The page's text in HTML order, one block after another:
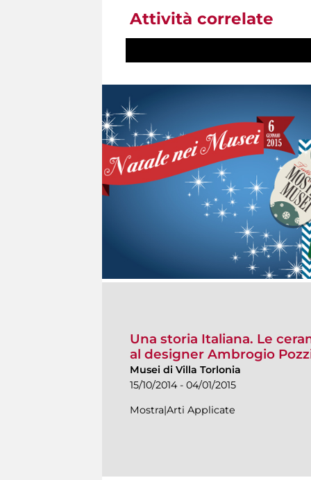
Attività correlate
Una storia Italiana. Le
al designer Ambrogio
Musei di Villa Torlonia
15/10/2014 - 04/01/2015
Mostra|Arti Applicate